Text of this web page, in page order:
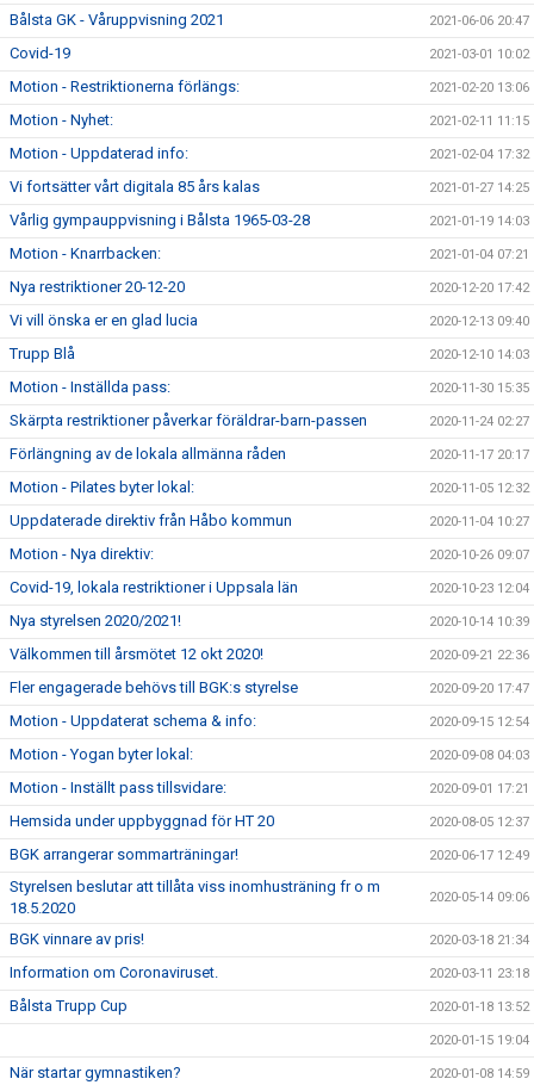
Bålsta GK - Våruppvisning 2021 2021-06-06 20:47
Covid-19 2021-03-01 10:02
Motion - Restriktionerna förlängs: 2021-02-20 13:06
Motion - Nyhet: 2021-02-11 11:15
Motion - Uppdaterad info: 2021-02-04 17:32
Vi fortsätter vårt digitala 85 års kalas 2021-01-27 14:25
Vårlig gympauppvisning i Bålsta 1965-03-28 2021-01-19 14:03
Motion - Knarrbacken: 2021-01-04 07:21
Nya restriktioner 20-12-20 2020-12-20 17:42
Vi vill önska er en glad lucia 2020-12-13 09:40
Trupp Blå 2020-12-10 14:03
Motion - Inställda pass: 2020-11-30 15:35
Skärpta restriktioner påverkar föräldrar-barn-passen 2020-11-24 02:27
Förlängning av de lokala allmänna råden 2020-11-17 20:17
Motion - Pilates byter lokal: 2020-11-05 12:32
Uppdaterade direktiv från Håbo kommun 2020-11-04 10:27
Motion - Nya direktiv: 2020-10-26 09:07
Covid-19, lokala restriktioner i Uppsala län 2020-10-23 12:04
Nya styrelsen 2020/2021! 2020-10-14 10:39
Välkommen till årsmötet 12 okt 2020! 2020-09-21 22:36
Fler engagerade behövs till BGK:s styrelse 2020-09-20 17:47
Motion - Uppdaterat schema & info: 2020-09-15 12:54
Motion - Yogan byter lokal: 2020-09-08 04:03
Motion - Inställt pass tillsvidare: 2020-09-01 17:21
Hemsida under uppbyggnad för HT 20 2020-08-05 12:37
BGK arrangerar sommarträningar! 2020-06-17 12:49
Styrelsen beslutar att tillåta viss inomhusträning fr o m
18.5.2020
2020-05-14 09:06
BGK vinnare av pris! 2020-03-18 21:34
Information om Coronaviruset. 2020-03-11 23:18
Bålsta Trupp Cup 2020-01-18 13:52
2020-01-15 19:04
När startar gymnastiken? 2020-01-08 14:59